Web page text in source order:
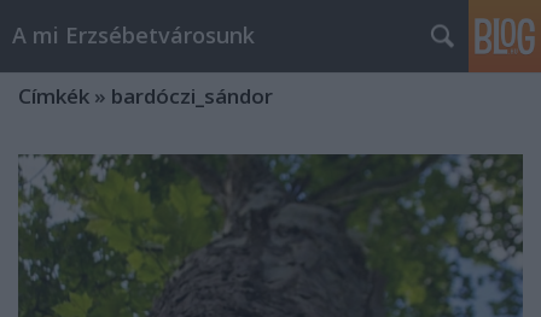
A mi Erzsébetvárosunk
Címkék » bardóczi_sándor